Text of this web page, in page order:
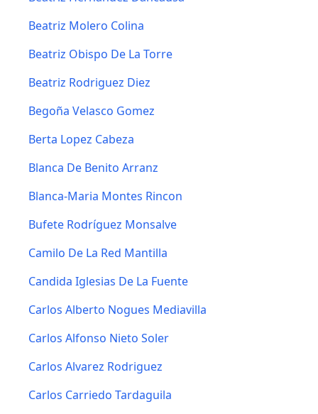
Beatriz Molero Colina
Beatriz Obispo De La Torre
Beatriz Rodriguez Diez
Begoña Velasco Gomez
Berta Lopez Cabeza
Blanca De Benito Arranz
Blanca-Maria Montes Rincon
Bufete Rodríguez Monsalve
Camilo De La Red Mantilla
Candida Iglesias De La Fuente
Carlos Alberto Nogues Mediavilla
Carlos Alfonso Nieto Soler
Carlos Alvarez Rodriguez
Carlos Carriedo Tardaguila